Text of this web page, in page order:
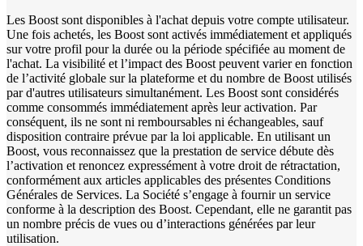
Les Boost sont disponibles à l'achat depuis votre compte utilisateur.
Une fois achetés, les Boost sont activés immédiatement et appliqués
sur votre profil pour la durée ou la période spécifiée au moment de
l'achat. La visibilité et l’impact des Boost peuvent varier en fonction
de l’activité globale sur la plateforme et du nombre de Boost utilisés
par d'autres utilisateurs simultanément. Les Boost sont considérés
comme consommés immédiatement après leur activation. Par
conséquent, ils ne sont ni remboursables ni échangeables, sauf
disposition contraire prévue par la loi applicable. En utilisant un
Boost, vous reconnaissez que la prestation de service débute dès
l’activation et renoncez expressément à votre droit de rétractation,
conformément aux articles applicables des présentes Conditions
Générales de Services. La Société s’engage à fournir un service
conforme à la description des Boost. Cependant, elle ne garantit pas
un nombre précis de vues ou d’interactions générées par leur
utilisation.